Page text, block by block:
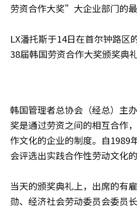
劳资合作大奖”大企业部门的最
LX潘托斯于14日在首尔钟路区
38届韩国劳资合作大奖颁奖典
韩国管理者总协会（经总）主
奖是通过劳资之间的相互合作
作文化的企业的制度。自1989
会评选出实践合作性劳动文化
当天的颁奖典礼上，出席的有
勋、经济社会劳动委员会委员